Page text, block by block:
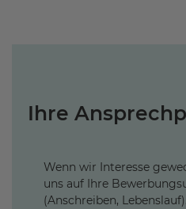
Ihre
Wenn wir Interesse
uns auf Ihre
(Anschreiben,